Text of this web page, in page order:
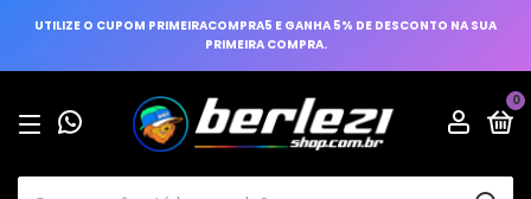
UTILIZE O CUPOM PRIMEIRACOMPRA5 E GANHA 5% DE DESCONTO NA SUA
PRIMEIRA COMPRA.
0